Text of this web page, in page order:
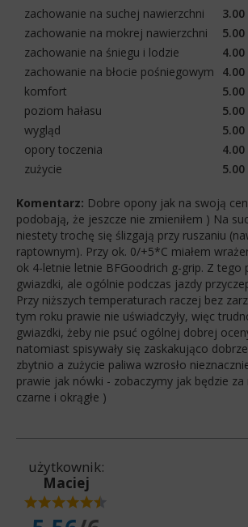
zachowanie na suchej nawierzchni
3.00
zachowanie na mokrej nawierzchni
5.00
zachowanie na śniegu i lodzie
4.00
zachowanie na błocie pośniegowym
4.00
komfort
5.00
poziom hałasu
5.00
wygląd
5.00
opory toczenia
4.00
zużycie
5.00
Komentarz: Dobre opony jak na swoją
podobają, że jeszcze nie zmieniłem ) Na
niestety trochę się ślizgają przy ruszaniu
raptownym). Przy ok. 0/+5*C miałem
ok 4-letnie letnie BFGoodrich g-grip. Z tego
gwiazdki, ale ogólnie podczas jazdy
Przy niższych temperaturach raczej bez
tym roku prawie nie uświadczyły, więc
gwiazdki, żeby nie psuć ogólnej dobrej
natomiast spisywały się zaskakująco
zbytnio a zużycie paliwa wzrosło
prawie jak nówki - zobaczymy jak będzie za
czarne i okrągłe )
użytkownik:
Maciej